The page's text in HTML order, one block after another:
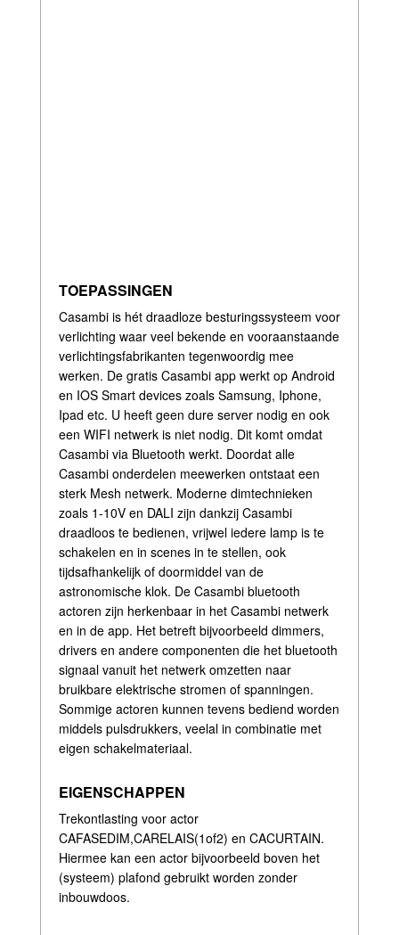
TOEPASSINGEN
Casambi is hét draadloze besturingssysteem voor
verlichting waar veel bekende en vooraanstaande
verlichtingsfabrikanten tegenwoordig mee
werken. De gratis Casambi app werkt op Android
en IOS Smart devices zoals Samsung, Iphone,
Ipad etc. U heeft geen dure server nodig en ook
een WIFI netwerk is niet nodig. Dit komt omdat
Casambi via Bluetooth werkt. Doordat alle
Casambi onderdelen meewerken ontstaat een
sterk Mesh netwerk. Moderne dimtechnieken
zoals 1-10V en DALI zijn dankzij Casambi
draadloos te bedienen, vrijwel iedere lamp is te
schakelen en in scenes in te stellen, ook
tijdsafhankelijk of doormiddel van de
astronomische klok. De Casambi bluetooth
actoren zijn herkenbaar in het Casambi netwerk
en in de app. Het betreft bijvoorbeeld dimmers,
drivers en andere componenten die het bluetooth
signaal vanuit het netwerk omzetten naar
bruikbare elektrische stromen of spanningen.
Sommige actoren kunnen tevens bediend worden
middels pulsdrukkers, veelal in combinatie met
eigen schakelmateriaal.
EIGENSCHAPPEN
Trekontlasting voor actor
CAFASEDIM,CARELAIS(1of2) en CACURTAIN.
Hiermee kan een actor bijvoorbeeld boven het
(systeem) plafond gebruikt worden zonder
inbouwdoos.